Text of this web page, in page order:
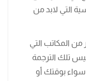
التي لابد من
المكاتب التي
تلك الترجمة
بوقتك أو